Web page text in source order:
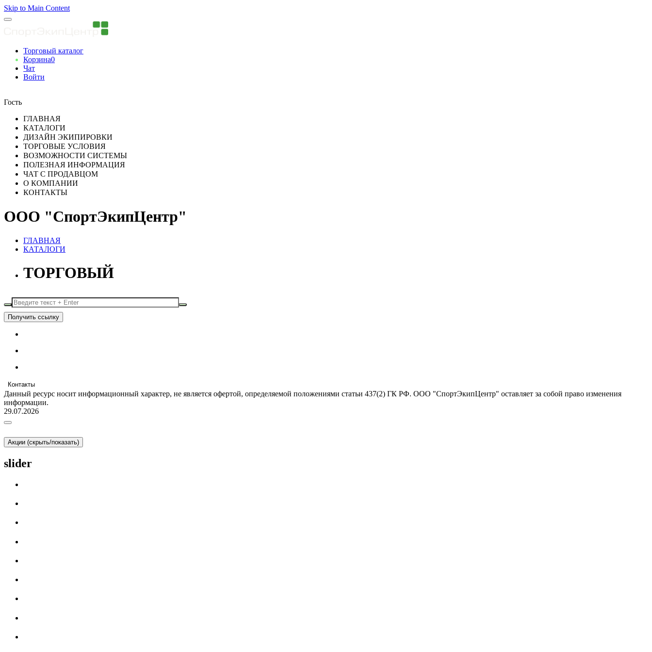
Skip to Main Content
Торговый каталог
Корзина0
Чат
Войти
Гость
ГЛАВНАЯ
КАТАЛОГИ
ДИЗАЙН ЭКИПИРОВКИ
ТОРГОВЫЕ УСЛОВИЯ
ВОЗМОЖНОСТИ СИСТЕМЫ
ПОЛЕЗНАЯ ИНФОРМАЦИЯ
ЧАТ С ПРОДАВЦОМ
О КОМПАНИИ
КОНТАКТЫ
ООО "СпортЭкипЦентр"
ГЛАВНАЯ
КАТАЛОГИ
ТОРГОВЫЙ
Получить ссылку
Контакты
Данный ресурс носит информационный характер, не является офертой, определяемой положениями статьи 437(2) ГК РФ. ООО "СпортЭкипЦентр" оставляет за собой право изменения
информации.
29.07.2026
Акции (скрыть/показать)
slider